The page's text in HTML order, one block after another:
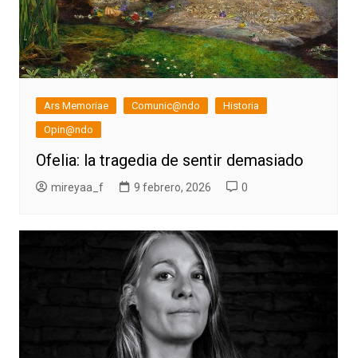
Ars Memoriae Comunic@ndo
Historia
Opin@ndo
Ofelia: la tragedia de sentir demasiado
mireyaa_f 9 febrero, 2026 0